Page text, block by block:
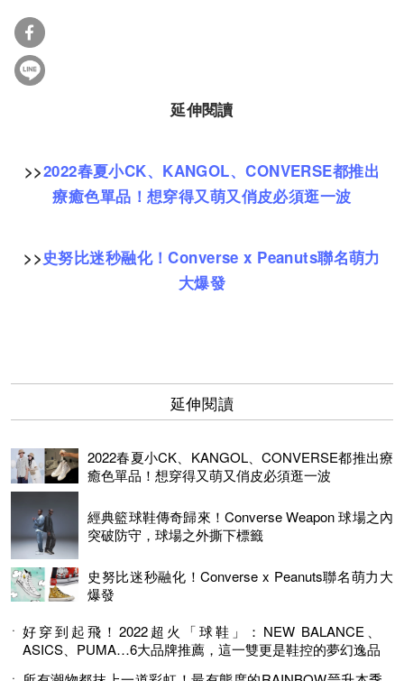
延伸閱讀
>>2022春夏小CK、KANGOL、CONVERSE都推出
療癒色單品！想穿得又萌又俏皮必須逛一波
>>史努比迷秒融化！Converse x Peanuts聯名萌力
大爆發
延伸閱讀
2022春夏小CK、KANGOL、CONVERSE都推出療
癒色單品！想穿得又萌又俏皮必須逛一波
經典籃球鞋傳奇歸來！Converse Weapon 球場之內
突破防守，球場之外撕下標籤
史努比迷秒融化！Converse x Peanuts聯名萌力大
爆發
好穿到起飛！2022超火「球鞋」：NEW BALANCE、
ASICS、PUMA…6大品牌推薦，這一雙更是鞋控的夢幻逸品